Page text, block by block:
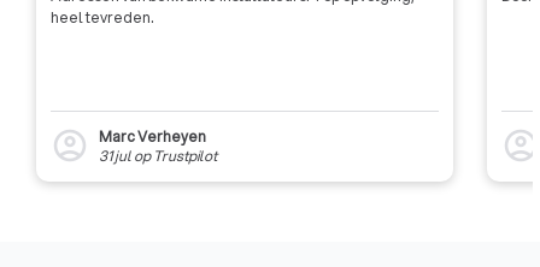
heel tevreden.
account_circle
Marc Verheyen
31 julop Trustpilot account_circle